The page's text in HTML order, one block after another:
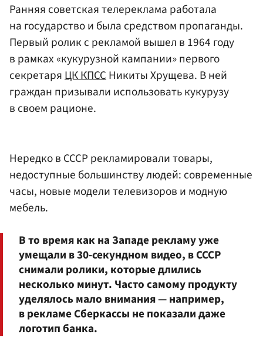
Ранняя советская телереклама работала
на государство и была средством пропаганды.
Первый ролик с рекламой вышел в 1964 году
в рамках «кукурузной кампании» первого
секретаряЦК КПССНикиты Хрущева. В ней
граждан призывали использовать кукурузу
в своем рационе.
Нередко в СССР рекламировали товары,
недоступные большинству людей: современные
часы, новые модели телевизоров и модную
мебель.
В то время как на Западе рекламу уже
умещали в 30-секундном видео, в СССР
снимали ролики, которые длились
несколько минут. Часто самому продукту
уделялось мало внимания — например,
в рекламе Сберкассы не показали даже
логотип банка.